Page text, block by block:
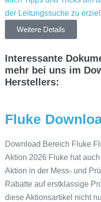
der Leitungssuche zu
Weitere Details
Interessante
mehr bei uns im
Herstellers:
Fluke
Download Bereich Fluke
Aktion 2026 Fluke hat
Aktion in der Mess- und
Rabatte auf erstklassige
diese Aktionsartikel nicht